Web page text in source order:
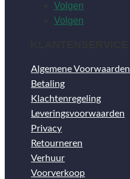
Volgen
Volgen
Algemene Voorwaarden
Betaling
Klachtenregeling
Leveringsvoorwaarden
Privacy
Retourneren
Verhuur
Voorverkoop